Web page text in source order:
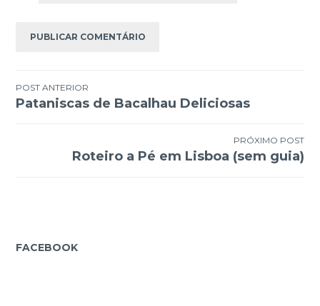
Navegação
POST ANTERIOR
Pataniscas de Bacalhau Deliciosas
PRÓXIMO POST
Roteiro a Pé em Lisboa (sem guia)
FACEBOOK